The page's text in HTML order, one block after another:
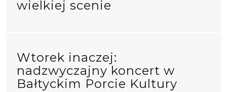
wielkiej scenie
Wtorek inaczej:
nadzwyczajny koncert w
Bałtyckim Porcie Kultury